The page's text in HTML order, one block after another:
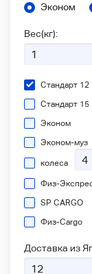
Эконом
Вес(кг):
Стандарт 12
Стандарт 15
Эконом
Эконом-муз
колеса
Физ-
SP CARGO
Физ-Сargo
Доставка из